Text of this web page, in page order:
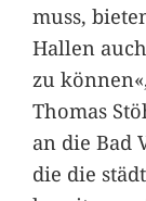
muss,
Hallen
zu
Thomas
an die Bad
die die